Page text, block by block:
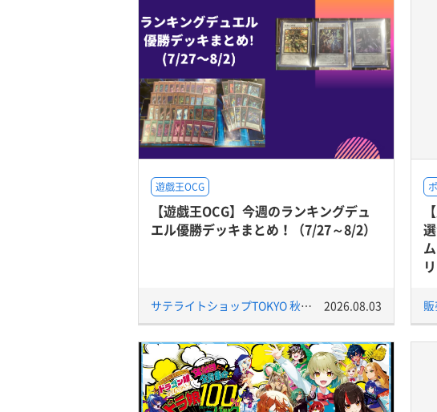
遊戯王OCG
【遊戯王OCG】今週のランキングデュ
エル優勝デッキまとめ！（7/27～8/2）
サテライトショップTOKYO 秋葉原店 2026.08.03